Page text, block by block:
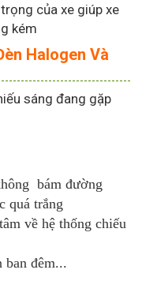
của xe giúp xe
kém
Halogen Và
sáng đang gặp
bám đường
quá trắng
về hệ thống chiếu
ban đêm...